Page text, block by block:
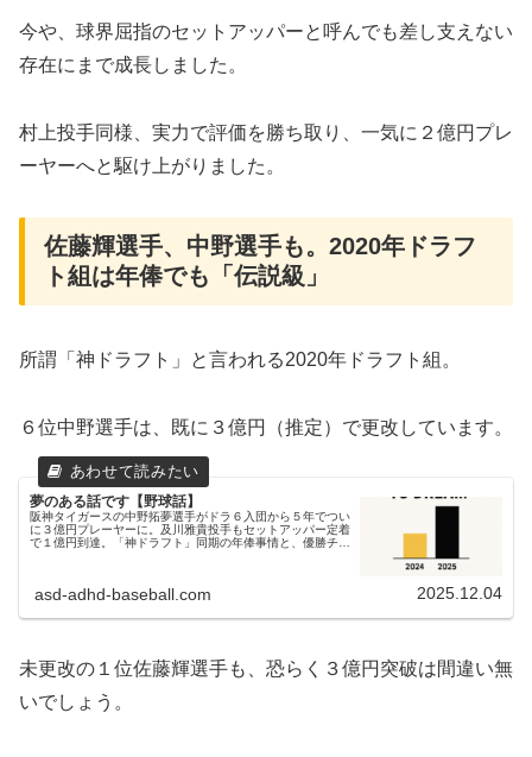
今や、球界屈指のセットアッパーと呼んでも差し支えない
存在にまで成長しました。
村上投手同様、実力で評価を勝ち取り、一気に２億円プレ
ーヤーへと駆け上がりました。
佐藤輝選手、中野選手も。2020年ドラフ
ト組は年俸でも「伝説級」
所謂「神ドラフト」と言われる2020年ドラフト組。
６位中野選手は、既に３億円（推定）で更改しています。
夢のある話です【野球話】
阪神タイガースの中野拓夢選手がドラ６入団から５年でつい
に３億円プレーヤーに。及川雅貴投手もセットアッパー定着
で１億円到達。「神ドラフト」同期の年俸事情と、優勝チー
asd-adhd-baseball.com 2025.12.04
未更改の１位佐藤輝選手も、恐らく３億円突破は間違い無
いでしょう。